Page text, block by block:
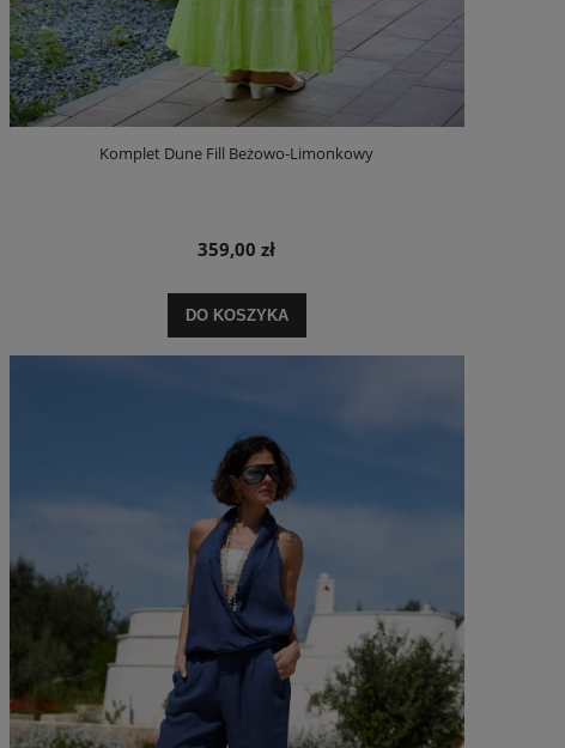
Komplet Dune Fill Beżowo-Limonkowy
359,00 zł
DO KOSZYKA